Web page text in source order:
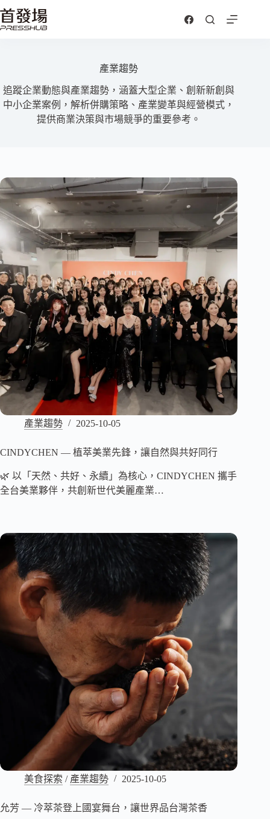
跳
至
產業趨勢
追蹤企業動態與產業趨勢，涵蓋大型企業、創新新創與
中小企業案例，解析併購策略、產業變革與經營模式，
提供商業決策與市場競爭的重要參考。
產業趨勢 2025-10-05
CINDYCHEN — 植萃美業先鋒，讓自然與共好同行
🌿 以「天然、共好、永續」為核心，CINDYCHEN 攜手
全台美業夥伴，共創新世代美麗產業…
美食探索 / 產業趨勢 2025-10-05
允芳 — 冷萃茶登上國宴舞台，讓世界品台灣茶香